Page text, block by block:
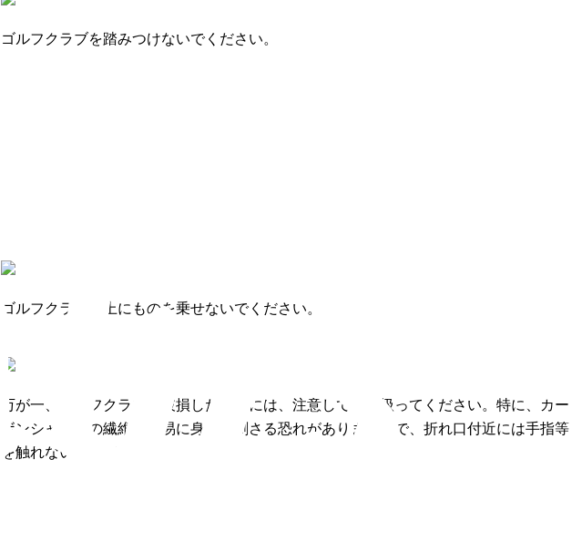
ゴルフクラブを踏みつけないでください。
ゴルフクラブの上にものを乗せないでください。
万が一、ゴルフクラブが破損したときには、注意して取り扱ってください。特に、カー
ボンシャフトの繊維は容易に身体に刺さる恐れがありますので、折れ口付近には手指等
を触れないでください。